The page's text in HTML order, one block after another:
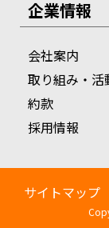
企業情報
会社案内
取り組み・活
約款
採用情報
サイトマップ